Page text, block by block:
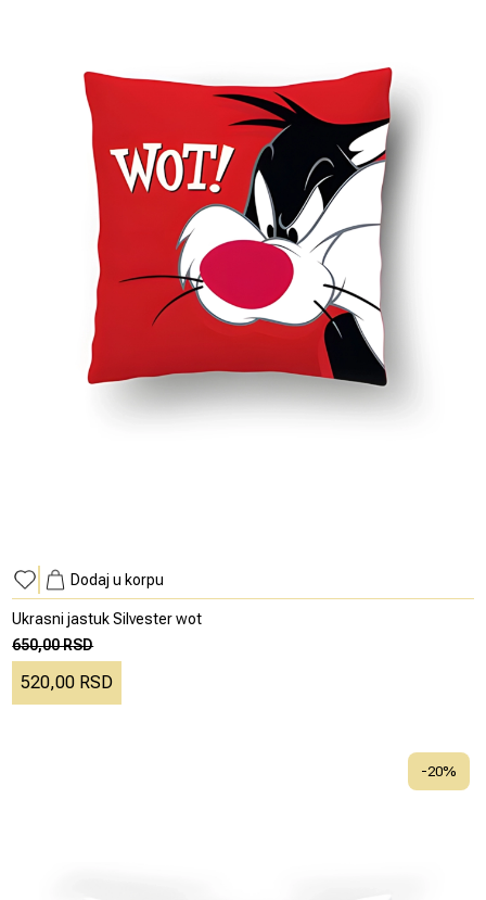
Dodaj u korpu
Ukrasni jastuk Silvester wot
650,00 RSD
520,00 RSD
-20%